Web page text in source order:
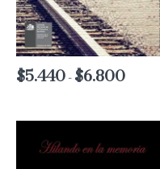
$5.440- $6.800Rango
$5.440
$6.800